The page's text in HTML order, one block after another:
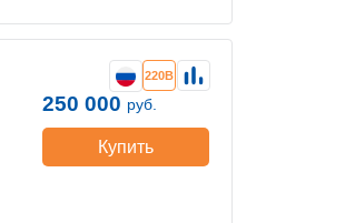
220В
250 000 руб.
Купить